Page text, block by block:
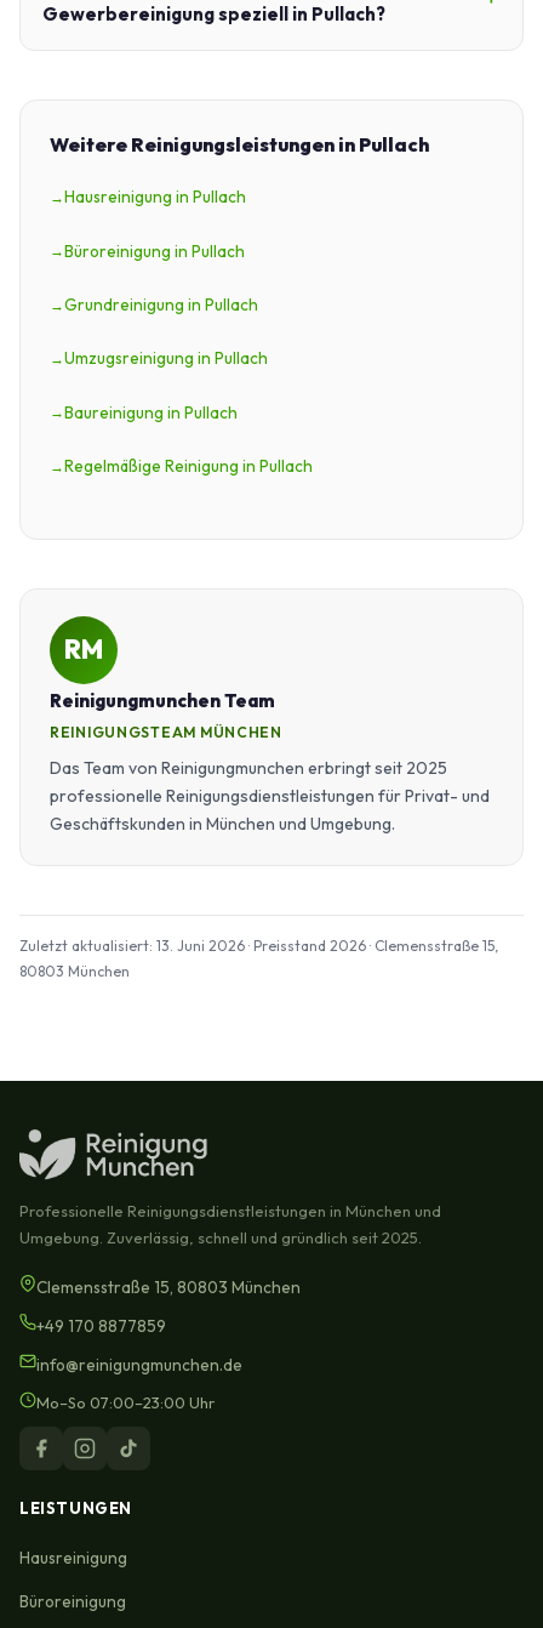
Gewerbereinigung speziell in Pullach?
Weitere Reinigungsleistungen in Pullach
Hausreinigung in Pullach
Büroreinigung in Pullach
Grundreinigung in Pullach
Umzugsreinigung in Pullach
Baureinigung in Pullach
Regelmäßige Reinigung in Pullach
RM
Reinigungmunchen Team
REINIGUNGSTEAM MÜNCHEN
Das Team von Reinigungmunchen erbringt seit 2025
professionelle Reinigungsdienstleistungen für Privat- und
Geschäftskunden in München und Umgebung.
Zuletzt aktualisiert: 13. Juni 2026 · Preisstand 2026 · Clemensstraße 15,
80803 München
Professionelle Reinigungsdienstleistungen in München und
Umgebung. Zuverlässig, schnell und gründlich seit 2025.
Clemensstraße 15, 80803 München
+49 170 8877859
info@reinigungmunchen.de
Mo–So 07:00–23:00 Uhr
LEISTUNGEN
Hausreinigung
Büroreinigung